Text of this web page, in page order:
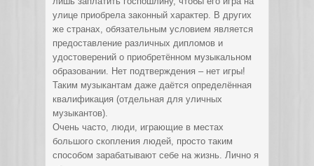
улице приобрела законный характер. В других
же странах, обязательным условием является
предоставление различных дипломов и
удостоверений о приобретённом музыкальном
образовании. Нет подтверждения – нет игры!
Таким музыкантам даже даётся определённая
квалификация (отдельная для уличных
музыкантов).
Очень часто, люди, играющие в местах
большого скопления людей, просто таким
способом зарабатывают себе на жизнь. Лично я